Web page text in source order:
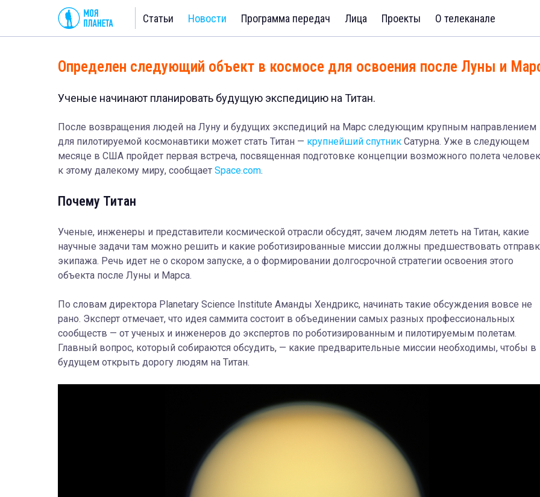
Статьи Новости Программа передач Лица Проекты О телеканале
Определен следующий объект в космосе для освоения после Луны и
Ученые начинают планировать будущую экспедицию на Титан.
После возвращения людей на Луну и будущих экспедиций на Марс следующим крупным направлением
для пилотируемой космонавтики может стать Титан — крупнейший спутник Сатурна. Уже в следующем
месяце в США пройдет первая встреча, посвященная подготовке концепции возможного полета
к этому далекому миру, сообщает Space.com.
Почему Титан
Ученые, инженеры и представители космической отрасли обсудят, зачем людям лететь на Титан, какие
научные задачи там можно решить и какие роботизированные миссии должны предшествовать
экипажа. Речь идет не о скором запуске, а о формировании долгосрочной стратегии освоения этого
объекта после Луны и Марса.
По словам директора Planetary Science Institute Аманды Хендрикс, начинать такие обсуждения вовсе не
рано. Эксперт отмечает, что идея саммита состоит в объединении самых разных профессиональных
сообществ — от ученых и инженеров до экспертов по роботизированным и пилотируемым полетам.
Главный вопрос, который собираются обсудить, — какие предварительные миссии необходимы, чтобы в
будущем открыть дорогу людям на Титан.